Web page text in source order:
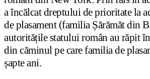
a încălcat dreptului de prioritate la
de plasament (familia Șărămăt din
autoritățile statului român au răpit
din căminul pe care familia de
șapte ani.